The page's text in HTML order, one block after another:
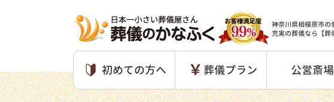
神奈川県相模原市の
充実の葬儀なら【葬
初めての方へ 葬儀プラン 公営斎場